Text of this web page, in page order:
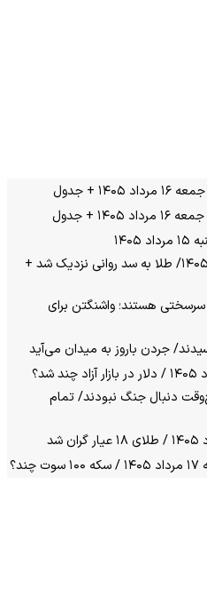
+ جدول
+ جدول
قیمت طلا امروز ۱۵ مردادماه ۱۴۰۵/ طلا به سد روانی نزدیک شد +
سرسختی هستند؛ واشنگتن برای
جردن باروز به میدان می‌آید
دنبال جنگ نبودند/ تمام